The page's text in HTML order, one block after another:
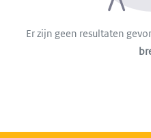
Er zijn geen resultaten